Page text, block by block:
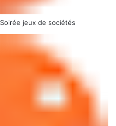
Soirée jeux de sociétés